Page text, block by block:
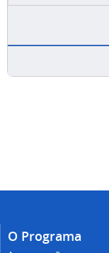
O Programa